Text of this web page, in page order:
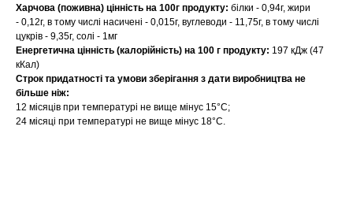
Харчова (поживна) цінність на 100г продукту: білки - 0,94г, жири
- 0,12г, в тому числі насичені - 0,015г, вуглеводи - 11,75г, в тому числі
цукрів - 9,35г, солі - 1мг
Енергетична цінність (калорійність) на 100 г продукту: 197 кДж (47
кКал)
Строк придатності та умови зберігання з дати виробництва не
більше ніж:
12 місяців при температурі не вище мінус 15°С;
​24 місяці при температурі не вище мінус 18°С.